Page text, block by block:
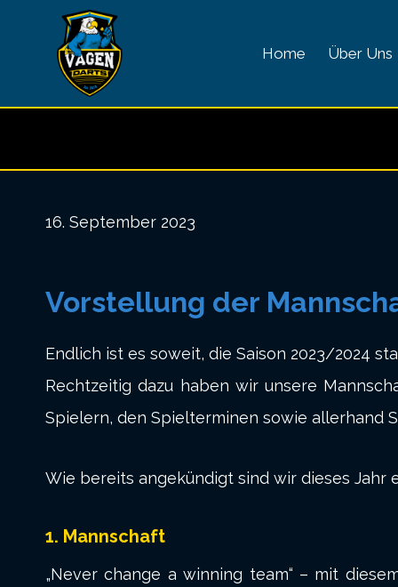
springen
Home Über Uns
16. September 2023
Vorstellung der
Endlich ist es soweit, die Saison 2023/2024
Rechtzeitig dazu haben wir unsere
Spielern, den Spielterminen sowie allerhand
Wie bereits angekündigt sind wir dieses
1. Mannschaft
„Never change a winning team“ – mit